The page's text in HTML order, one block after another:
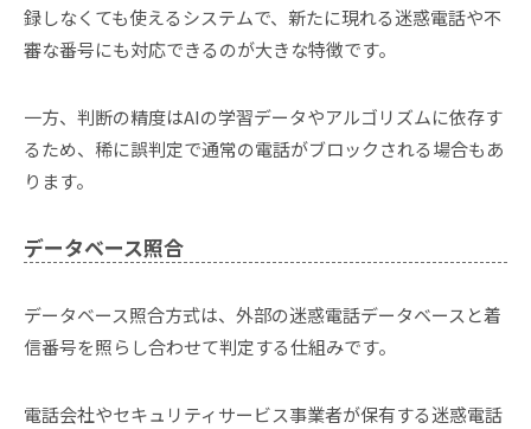
録しなくても使えるシステムで、新たに現れる迷惑電話や不
審な番号にも対応できるのが大きな特徴です。
一方、判断の精度はAIの学習データやアルゴリズムに依存す
るため、稀に誤判定で通常の電話がブロックされる場合もあ
ります。
データベース照合
データベース照合方式は、外部の迷惑電話データベースと着
信番号を照らし合わせて判定する仕組みです。
電話会社やセキュリティサービス事業者が保有する迷惑電話